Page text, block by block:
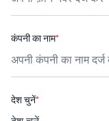
कंपनी का नाम*
देश चुनें*